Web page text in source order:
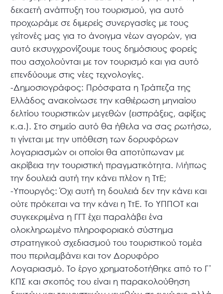
δεκαετή ανάπτυξη του τουρισμού, για αυτό
προχωράμε σε διμερείς συνεργασίες με τους
γείτονές μας για το άνοιγμα νέων αγορών, για
αυτό εκσυγχρονίζουμε τους δημόσιους φορείς
που ασχολούνται με τον τουρισμό και για αυτό
επενδύουμε στις νέες τεχνολογίες.
-Δημοσιογράφος: Πρόσφατα η Τράπεζα της
Ελλάδος ανακοίνωσε την καθιέρωση μηνιαίου
δελτίου τουριστικών μεγεθών (εισπράξεις, αφίξεις
κ.α.). Στο σημείο αυτό θα ήθελα να σας ρωτήσω,
τι γίνεται με την υπόθεση των δορυφόρων
λογαριασμών οι οποίοι θα αποτύπωναν με
ακρίβεια την τουριστική πραγματικότητα. Μήπως
την δουλειά αυτή την κάνει πλέον η ΤτΕ;
-Υπουργός: Όχι αυτή τη δουλειά δεν την κάνει και
ούτε πρόκειται να την κάνει η ΤτΕ. Το ΥΠΠΟΤ και
συγκεκριμένα η ΓΓΤ έχει παραλάβει ένα
ολοκληρωμένο πληροφοριακό σύστημα
στρατηγικού σχεδιασμού του τουριστικού τομέα
που περιλαμβάνει και τον Δορυφόρο
Λογαριασμό. Το έργο χρηματοδοτήθηκε από το Γ’
ΚΠΣ και σκοπός του είναι η παρακολούθηση